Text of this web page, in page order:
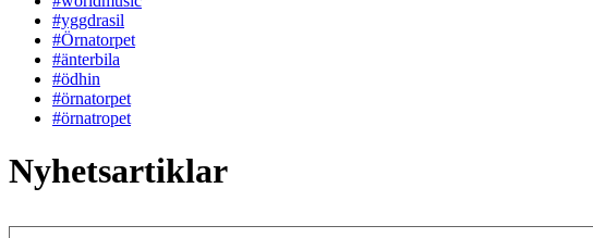
#yggdrasil
#Örnatorpet
#änterbila
#ödhin
#örnatorpet
#örnatropet
Nyhetsartiklar